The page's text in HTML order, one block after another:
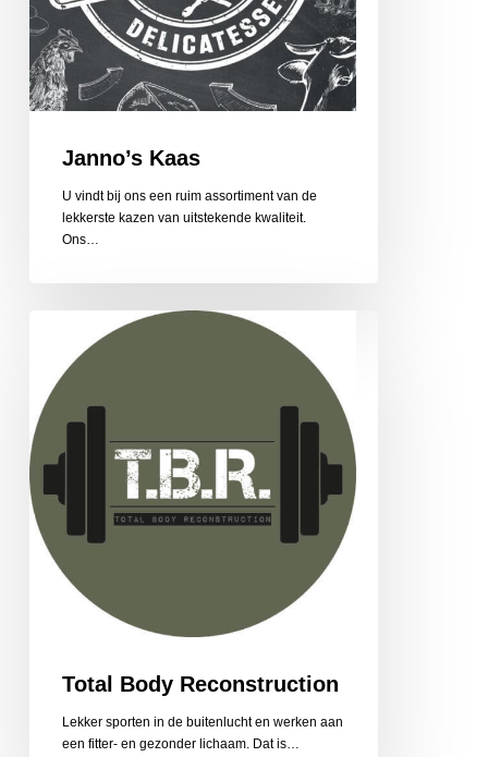
Janno’s Kaas
U vindt bij ons een ruim assortiment van de
lekkerste kazen van uitstekende kwaliteit.
Ons…
Reconstruction
Total Body Reconstruction
Lekker sporten in de buitenlucht en werken aan
een fitter- en gezonder lichaam. Dat is…